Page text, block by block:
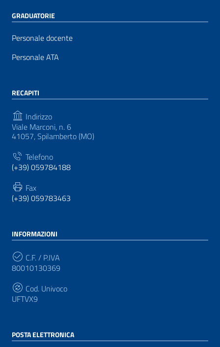
GRADUATORIE
Personale docente
Personale ATA
RECAPITI
Indirizzo
Viale Marconi, n. 6
41057, Spilamberto (MO)
Telefono
(+39) 059784188
Fax
(+39) 059783463
INFORMAZIONI
C.F. / P.IVA
80010130369
Cod. Univoco
UFTVX9
POSTA ELETTRONICA